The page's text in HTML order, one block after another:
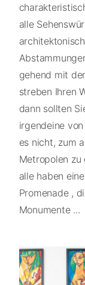
alle
gehend mit
streben Ihren
dann sollten
irgendeine
es nicht, zum
Metropolen zu
alle haben
Promenade ,
Monumente ...